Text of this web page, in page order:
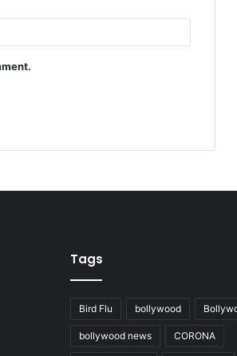
Tags
Bird Flu bollywood
bollywood news CORONA